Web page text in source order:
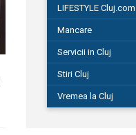
LIFESTYLE Cluj.com
Mancare
Servicii in Cluj
Stiri Cluj
Vremea la Cluj